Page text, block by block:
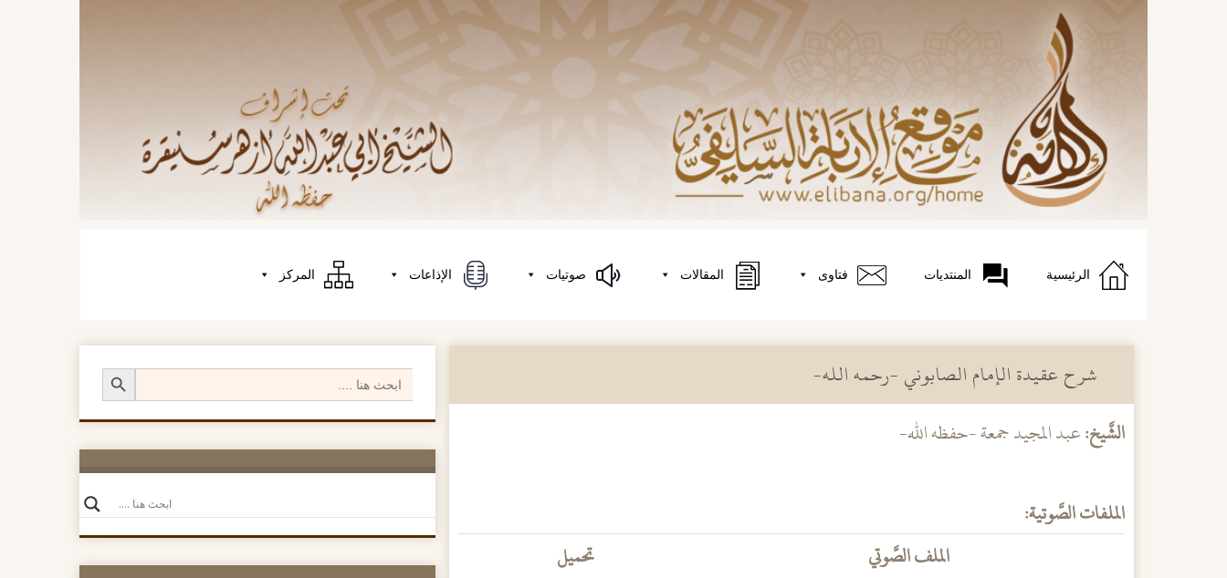
الرئيسية المنتديات فتاوى المقالات صوتيات الإذاعات المركز
شرح عقيدة الإمام الصابوني -رحمه الله-
الشَّيخ:عبد المجيد جمعة -حفظه الله-
الملفات الصَّوتية:
الملف الصَّوتي
تحميل
Search
for:
Search Button